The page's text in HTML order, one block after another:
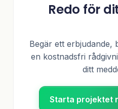
Redo för
Begär ett erbjudande,
en kostnadsfri
ditt
Starta projektet